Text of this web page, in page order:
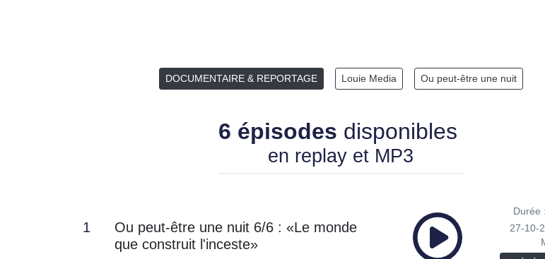
DOCUMENTAIRE & REPORTAGE Louie Media Ou peut-être une nuit
6 épisodes disponibles
en replay et MP3
1
Ou peut-être une nuit 6/6 : «Le monde
que construit l'inceste»
Durée
27-10-